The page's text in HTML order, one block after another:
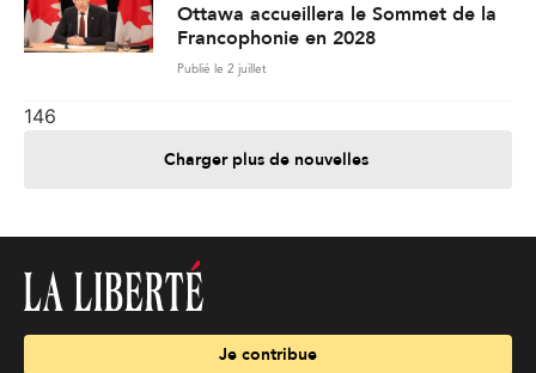
Ottawa accueillera le Sommet de la
Francophonie en 2028
Publié le 2 juillet
146
Charger plus de nouvelles
Je contribue